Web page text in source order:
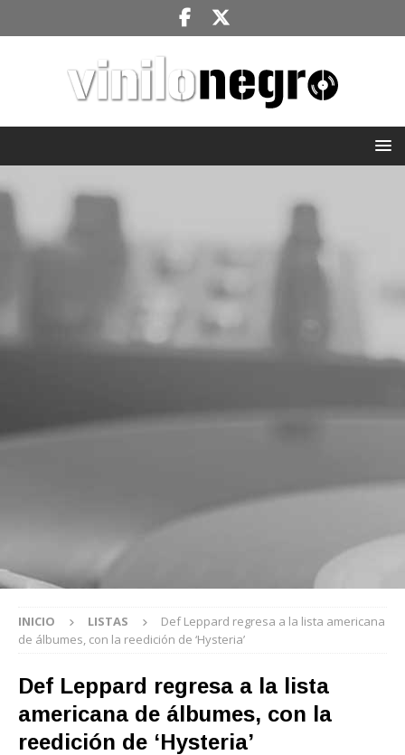
INICIO LISTAS
Def Leppard regresa a la lista americana
de álbumes, con la reedición de ‘Hysteria’
Def Leppard regresa a la lista
americana de álbumes, con la
reedición de ‘Hysteria’